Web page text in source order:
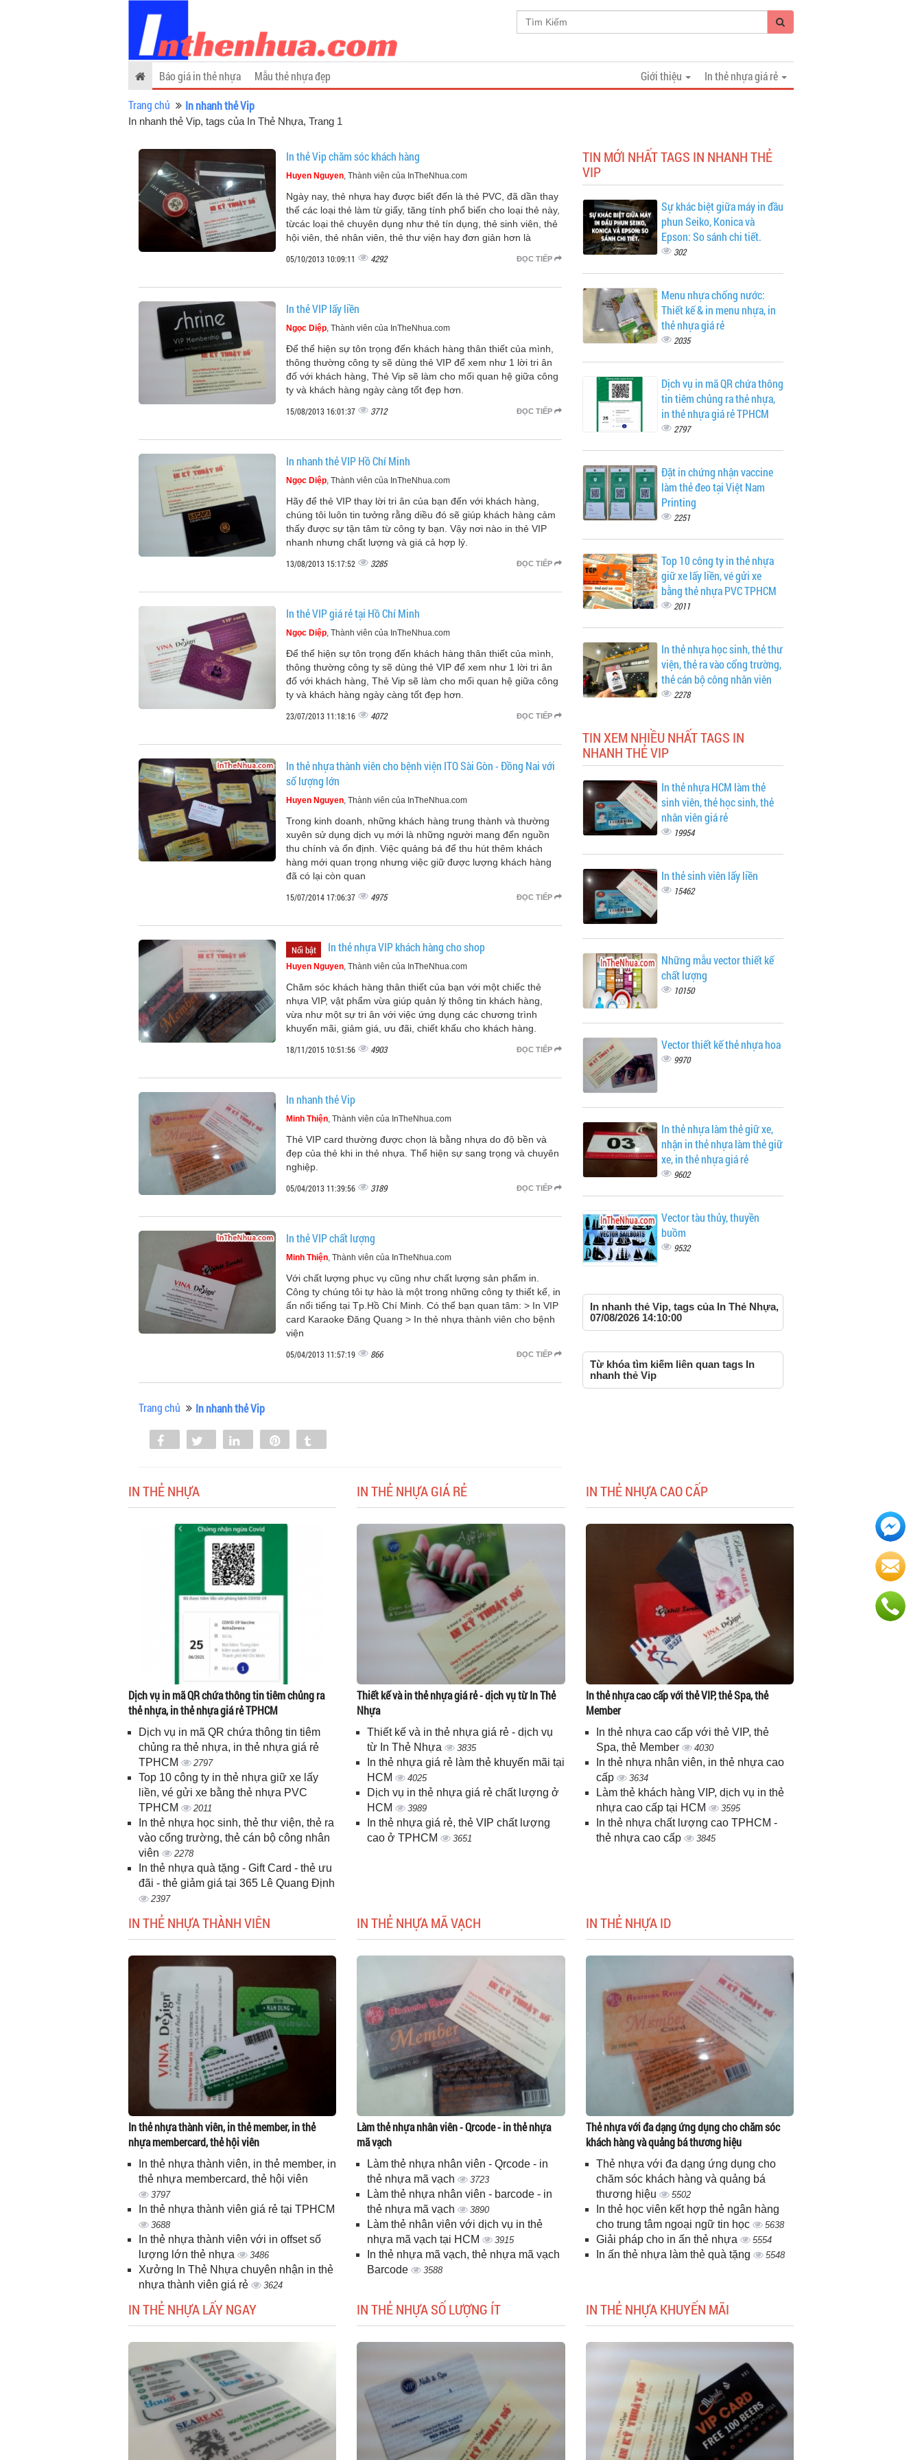
In thẻ nhựa giá rẻ
Báo giá in thẻ nhựa Mẫu thẻ nhựa đẹp
Giới thiệu
Trang chủ
In nhanh thẻ Vip
In nhanh thẻ Vip, tags của In Thẻ Nhựa, Trang 1
In thẻ Vip chăm sóc khách hàng
Huyen Nguyen, Thành viên của InTheNhua.com
Ngày nay, thẻ nhựa hay được biết đến là thẻ PVC, đã dần thay
thế các loại thẻ làm từ giấy, tăng tính phổ biến cho loại thẻ này,
từcác loại thẻ chuyên dụng như thẻ tín dụng, thẻ sinh viên, thẻ
hội viên, thẻ nhân viên, thẻ thư viện hay đơn giản hơn là
ĐỌC TIẾP
05/10/2013 10:09:11 4292
In thẻ VIP lấy liền
Ngọc Diệp, Thành viên của InTheNhua.com
Để thể hiện sự tôn trọng đến khách hàng thân thiết của mình,
thông thường công ty sẽ dùng thẻ VIP để xem như 1 lời tri ân
đố với khách hàng, Thẻ Vip sẽ làm cho mối quan hệ giữa công
ty và khách hàng ngày càng tốt đẹp hơn.
ĐỌC TIẾP
15/08/2013 16:01:37 3712
In nhanh thẻ VIP Hồ Chí Minh
Ngọc Diệp, Thành viên của InTheNhua.com
Hãy để thẻ VIP thay lời tri ân của bạn đến với khách hàng,
chúng tôi luôn tin tưởng rằng diều đó sẽ giúp khách hàng cảm
thấy được sự tận tâm từ công ty bạn. Vậy nơi nào in thẻ VIP
nhanh nhưng chất lượng và giá cả hợp lý.
ĐỌC TIẾP
13/08/2013 15:17:52 3285
In thẻ VIP giá rẻ tại Hồ Chí Minh
Ngọc Diệp, Thành viên của InTheNhua.com
Để thể hiện sự tôn trọng đến khách hàng thân thiết của mình,
thông thường công ty sẽ dùng thẻ VIP để xem như 1 lời tri ân
đố với khách hàng, Thẻ Vip sẽ làm cho mối quan hệ giữa công
ty và khách hàng ngày càng tốt đẹp hơn.
ĐỌC TIẾP
23/07/2013 11:18:16 4072
In thẻ nhựa thành viên cho bệnh viện ITO Sài Gòn - Đồng Nai với
số lượng lớn
Huyen Nguyen, Thành viên của InTheNhua.com
Trong kinh doanh, những khách hàng trung thành và thường
xuyên sử dụng dịch vụ mới là những người mang đến nguồn
thu chính và ổn định. Việc quảng bá để thu hút thêm khách
hàng mới quan trọng nhưng việc giữ được lượng khách hàng
đã có lại còn quan
ĐỌC TIẾP
15/07/2014 17:06:37 4975
Nổi bật In thẻ nhựa VIP khách hàng cho shop
Huyen Nguyen, Thành viên của InTheNhua.com
Chăm sóc khách hàng thân thiết của bạn với một chiếc thẻ
nhựa VIP, vật phẩm vừa giúp quản lý thông tin khách hàng,
vừa như một sự tri ân với việc ứng dụng các chương trình
khuyến mãi, giảm giá, ưu đãi, chiết khấu cho khách hàng.
ĐỌC TIẾP
18/11/2015 10:51:56 4903
In nhanh thẻ Vip
Minh Thiện, Thành viên của InTheNhua.com
Thẻ VIP card thường được chọn là bằng nhựa do độ bền và
đẹp của thẻ khi in thẻ nhựa. Thể hiện sự sang trọng và chuyên
nghiệp.
ĐỌC TIẾP
05/04/2013 11:39:56 3189
In thẻ VIP chất lượng
Minh Thiện, Thành viên của InTheNhua.com
Với chất lượng phục vụ cũng như chất lượng sản phẩm in.
Công ty chúng tôi tự hào là một trong những công ty thiết kế, in
ấn nổi tiếng tại Tp.Hồ Chí Minh. Có thể bạn quan tâm: > In VIP
card Karaoke Đăng Quang > In thẻ nhựa thành viên cho bệnh
viện
ĐỌC TIẾP
05/04/2013 11:57:19 866
Trang chủ In nhanh thẻ Vip
Share Tweet Share
TIN MỚI NHẤT TAGS IN NHANH THẺ
VIP
Sự khác biệt giữa máy in đầu
phun Seiko, Konica và
Epson: So sánh chi tiết.
302
Menu nhựa chống nước:
Thiết kế & in menu nhựa, in
thẻ nhựa giá rẻ
2035
Dịch vụ in mã QR chứa thông
tin tiêm chủng ra thẻ nhựa,
in thẻ nhựa giá rẻ TPHCM
2797
Đặt in chứng nhận vaccine
làm thẻ đeo tại Việt Nam
Printing
2251
Top 10 công ty in thẻ nhựa
giữ xe lấy liền, vé gửi xe
bằng thẻ nhựa PVC TPHCM
2011
In thẻ nhựa học sinh, thẻ thư
viện, thẻ ra vào cổng trường,
thẻ cán bộ công nhân viên
2278
TIN XEM NHIỀU NHẤT TAGS IN
NHANH THẺ VIP
In thẻ nhựa HCM làm thẻ
sinh viên, thẻ học sinh, thẻ
nhân viên giá rẻ
19954
In thẻ sinh viên lấy liền
15462
Những mẫu vector thiết kế
chất lượng
10150
Vector thiết kế thẻ nhựa hoa
9970
In thẻ nhựa làm thẻ giữ xe,
nhận in thẻ nhựa làm thẻ giữ
xe, in thẻ nhựa giá rẻ
9602
Vector tàu thủy, thuyền
buồm
9532
In nhanh thẻ Vip, tags của In Thẻ Nhựa,
07/08/2026 14:10:00
Từ khóa tìm kiếm liên quan tags In
nhanh thẻ Vip
IN THẺ NHỰA
Dịch vụ in mã QR chứa thông tin tiêm chủng ra
thẻ nhựa, in thẻ nhựa giá rẻ TPHCM
Dịch vụ in mã QR chứa thông tin tiêm
chủng ra thẻ nhựa, in thẻ nhựa giá rẻ
TPHCM
2797
Top 10 công ty in thẻ nhựa giữ xe lấy
liền, vé gửi xe bằng thẻ nhựa PVC
TPHCM
2011
In thẻ nhựa học sinh, thẻ thư viện, thẻ ra
vào cổng trường, thẻ cán bộ công nhân
viên
2278
In thẻ nhựa quà tặng - Gift Card - thẻ ưu
đãi - thẻ giảm giá tại 365 Lê Quang Định
2397
IN THẺ NHỰA GIÁ RẺ
Thiết kế và in thẻ nhựa giá rẻ - dịch vụ từ In Thẻ
Nhựa
Thiết kế và in thẻ nhựa giá rẻ - dịch vụ
từ In Thẻ Nhựa
3835
In thẻ nhựa giá rẻ làm thẻ khuyến mãi tại
HCM
4025
Dịch vụ in thẻ nhựa giá rẻ chất lượng ở
HCM
3989
In thẻ nhựa giá rẻ, thẻ VIP chất lượng
cao ở TPHCM
3651
IN THẺ NHỰA CAO CẤP
In thẻ nhựa cao cấp với thẻ VIP, thẻ Spa, thẻ
Member
In thẻ nhựa cao cấp với thẻ VIP, thẻ
Spa, thẻ Member
4030
In thẻ nhựa nhân viên, in thẻ nhựa cao
cấp
3634
Làm thẻ khách hàng VIP, dịch vụ in thẻ
nhựa cao cấp tại HCM
3595
In thẻ nhựa chất lượng cao TPHCM -
thẻ nhựa cao cấp
3845
IN THẺ NHỰA THÀNH VIÊN
In thẻ nhựa thành viên, in thẻ member, in thẻ
nhựa membercard, thẻ hội viên
In thẻ nhựa thành viên, in thẻ member, in
thẻ nhựa membercard, thẻ hội viên
3797
In thẻ nhựa thành viên giá rẻ tại TPHCM
3688
In thẻ nhựa thành viên với in offset số
lượng lớn thẻ nhựa
3486
Xưởng In Thẻ Nhựa chuyên nhận in thẻ
nhựa thành viên giá rẻ
3624
IN THẺ NHỰA MÃ VẠCH
Làm thẻ nhựa nhân viên - Qrcode - in thẻ nhựa
mã vạch
Làm thẻ nhựa nhân viên - Qrcode - in
thẻ nhựa mã vạch
3723
Làm thẻ nhựa nhân viên - barcode - in
thẻ nhựa mã vạch
3890
Làm thẻ nhân viên với dịch vụ in thẻ
nhựa mã vạch tại HCM
3915
In thẻ nhựa mã vạch, thẻ nhựa mã vạch
Barcode
3588
IN THẺ NHỰA ID
Thẻ nhựa với đa dạng ứng dụng cho chăm sóc
khách hàng và quảng bá thương hiệu
Thẻ nhựa với đa dạng ứng dụng cho
chăm sóc khách hàng và quảng bá
thương hiệu
5502
In thẻ học viên kết hợp thẻ ngân hàng
cho trung tâm ngoại ngữ tin học
5638
Giải pháp cho in ấn thẻ nhựa 5554
In ấn thẻ nhựa làm thẻ quà tặng 5548
IN THẺ NHỰA LẤY NGAY IN THẺ NHỰA SỐ LƯỢNG ÍT IN THẺ NHỰA KHUYẾN MÃI